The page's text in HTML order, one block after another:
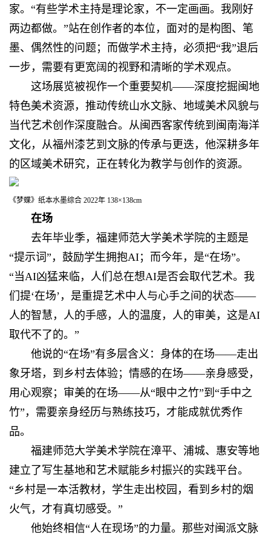
家。“有些学术主持是理论家，不一定画画。我刚好
两边都做。”站在创作者的本位，面对的是构图、笔
墨、偶然性的问题；而做学术主持，必须把“我”退后
一步，需要有更宽阔的视野和清晰的学术观点。
这场展览被视作一个重要契机——深度挖掘闽地
特色美术资源，推动传统山水文脉、地域美术风貌与
当代艺术创作深度融合。从闽西客家传统到闽南海洋
文化，从福州漆艺到文脉的传承与更迭，他深耕多年
的区域美术研究，正在转化为教学与创作的资源。
《梦蝶》纸本水墨综合 2022年 138×138cm
在场
去年毕业季，福建师范大学美术学院的主题是
“提示词”，鼓励学生拥抱AI；而今年，是“在场”。
“当AI凶猛来临，人们总在想AI是否会取代艺术。我
们提‘在场’，是重提艺术中人与心手之间的状态——
人的智慧，人的手感，人的温度，人的审美，这是AI
取代不了的。”
他说的“在场”有多层含义：身体的在场——走出
象牙塔，到乡村去体验；情感的在场——亲身感受，
用心观察；审美的在场——从“眼中之竹”到“手中之
竹”，需要亲身经历与熟练技巧，才能成就优秀作
品。
福建师范大学美术学院在漳平、浦城、惠安等地
建立了写生基地和艺术赋能乡村振兴的实践平台。
“乡村是一本活教材，学生走出校园，看到乡村的烟
火气，才有真切感受。”
他始终相信“人在现场”的力量。那些对闽派文脉